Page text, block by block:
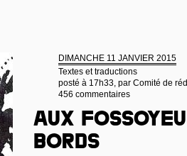
DIMANCHE 11 JANVIER 2015
Textes et traductions
posté à 17h33, par Comité de
456 commentaires
Aux
bords